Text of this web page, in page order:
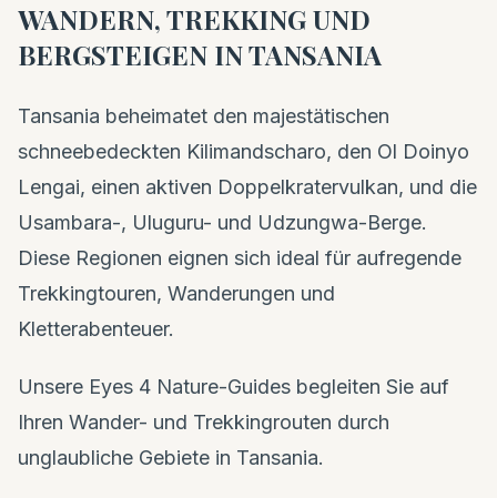
WANDERN, TREKKING UND
BERGSTEIGEN IN TANSANIA
Tansania beheimatet den majestätischen
schneebedeckten Kilimandscharo, den Ol Doinyo
Lengai, einen aktiven Doppelkratervulkan, und die
Usambara-, Uluguru- und Udzungwa-Berge.
Diese Regionen eignen sich ideal für aufregende
Trekkingtouren, Wanderungen und
Kletterabenteuer.
Unsere Eyes 4 Nature-Guides begleiten Sie auf
Ihren Wander- und Trekkingrouten durch
unglaubliche Gebiete in Tansania.